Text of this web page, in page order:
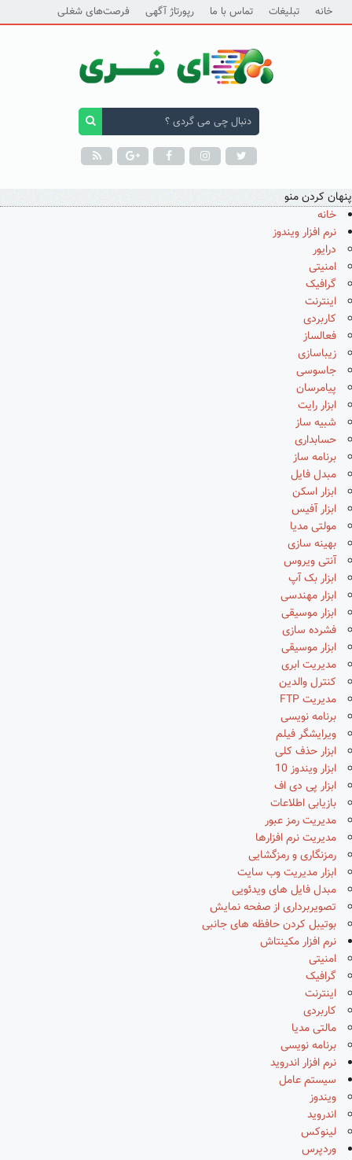
خانه تبلیغات تماس با ما رپورتاژ آگهی فرصت‌های شغلی
پنهان کردن منو
خانه
نرم افزار ویندوز
درایور
امنیتی
گرافیک
اینترنت
کاربردی
فعالساز
زیباسازی
جاسوسی
پیامرسان
ابزار رایت
شبیه ساز
حسابداری
برنامه ساز
مبدل فایل
ابزار اسکن
ابزار آفیس
مولتی مدیا
بهینه سازی
آنتی ویروس
ابزار بک آپ
ابزار مهندسی
ابزار موسیقی
فشرده سازی
ابزار موسیقی
مدیریت ابری
کنترل والدین
مدیریت FTP
برنامه نویسی
ویرایشگر فیلم
ابزار حذف کلی
ابزار ویندوز 10
ابزار پی دی اف
بازیابی اطلاعات
مدیریت رمز عبور
مدیریت نرم افزارها
رمزنگاری و رمزگشایی
ابزار مدیریت وب سایت
مبدل فایل های ویدئویی
تصویربرداری از صفحه نمایش
بوتیبل کردن حافظه های جانبی
نرم افزار مکینتاش
امنیتی
گرافیک
اینترنت
کاربردی
مالتی مدیا
برنامه نویسی
نرم افزار اندروید
سیستم عامل
ویندوز
اندروید
لینوکس
وردپرس